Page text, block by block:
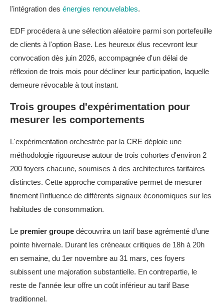
l'intégration des énergies renouvelables.
EDF procédera à une sélection aléatoire parmi son portefeuille
de clients à l'option Base. Les heureux élus recevront leur
convocation dès juin 2026, accompagnée d'un délai de
réflexion de trois mois pour décliner leur participation, laquelle
demeure révocable à tout instant.
Trois groupes d'expérimentation pour
mesurer les comportements
L'expérimentation orchestrée par la CRE déploie une
méthodologie rigoureuse autour de trois cohortes d'environ 2
200 foyers chacune, soumises à des architectures tarifaires
distinctes. Cette approche comparative permet de mesurer
finement l'influence de différents signaux économiques sur les
habitudes de consommation.
Le premier groupe découvrira un tarif base agrémenté d’une
pointe hivernale. Durant les créneaux critiques de 18h à 20h
en semaine, du 1er novembre au 31 mars, ces foyers
subissent une majoration substantielle. En contrepartie, le
reste de l’année leur offre un coût inférieur au tarif Base
traditionnel.